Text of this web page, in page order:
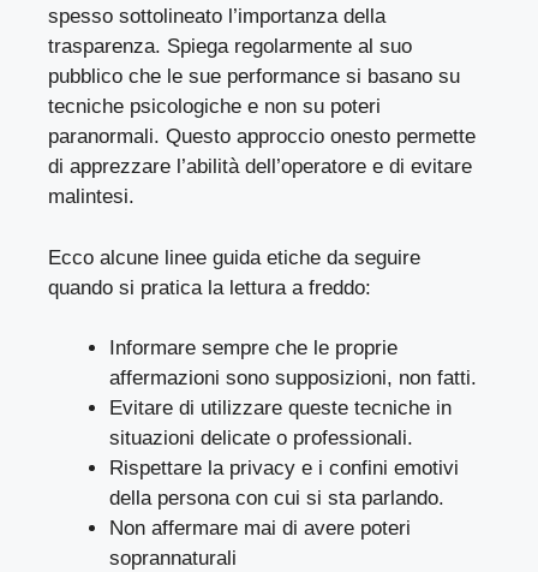
spesso sottolineato l’importanza della
trasparenza. Spiega regolarmente al suo
pubblico che le sue performance si basano su
tecniche psicologiche e non su poteri
paranormali. Questo approccio onesto permette
di apprezzare l’abilità dell’operatore e di evitare
malintesi.
Ecco alcune linee guida etiche da seguire
quando si pratica la lettura a freddo:
Informare sempre che le proprie
affermazioni sono supposizioni, non fatti.
Evitare di utilizzare queste tecniche in
situazioni delicate o professionali.
Rispettare la privacy e i confini emotivi
della persona con cui si sta parlando.
Non affermare mai di avere poteri
soprannaturali